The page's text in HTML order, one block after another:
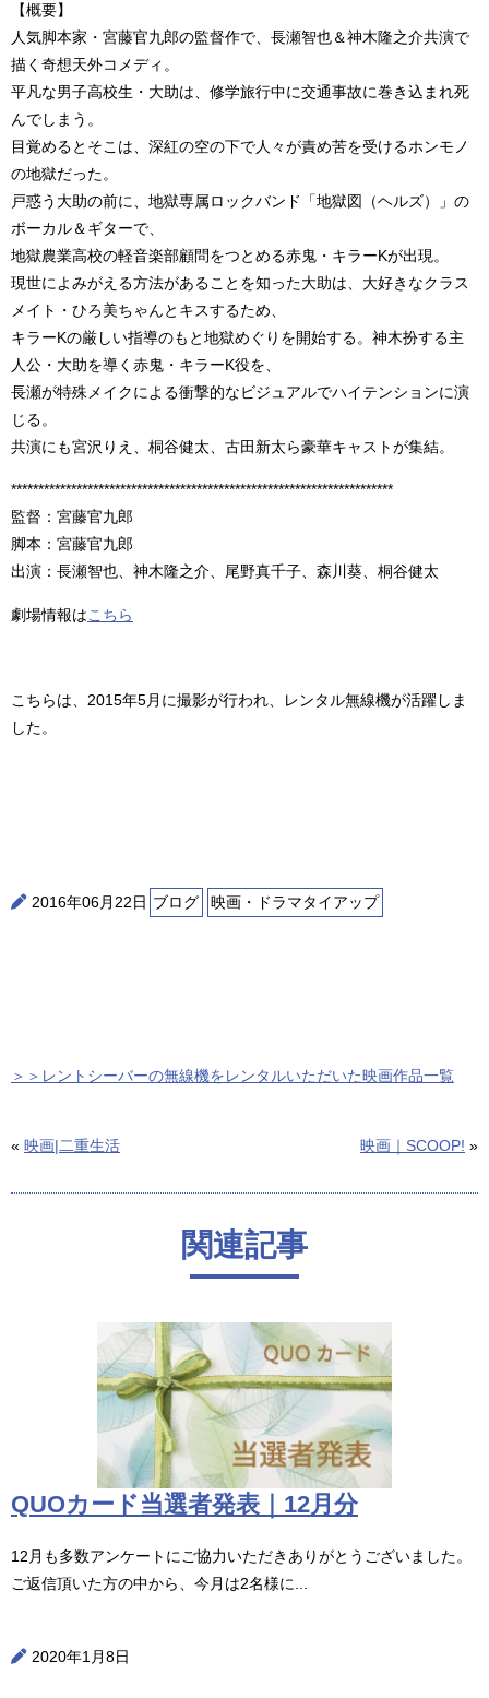
【概要】
人気脚本家・宮藤官九郎の監督作で、長瀬智也＆神木隆之介共演で
描く奇想天外コメディ。
平凡な男子高校生・大助は、修学旅行中に交通事故に巻き込まれ死
んでしまう。
目覚めるとそこは、深紅の空の下で人々が責め苦を受けるホンモノ
の地獄だった。
戸惑う大助の前に、地獄専属ロックバンド「地獄図（ヘルズ）」の
ボーカル＆ギターで、
地獄農業高校の軽音楽部顧問をつとめる赤鬼・キラーKが出現。
現世によみがえる方法があることを知った大助は、大好きなクラス
メイト・ひろ美ちゃんとキスするため、
キラーKの厳しい指導のもと地獄めぐりを開始する。神木扮する主
人公・大助を導く赤鬼・キラーK役を、
長瀬が特殊メイクによる衝撃的なビジュアルでハイテンションに演
じる。
共演にも宮沢りえ、桐谷健太、古田新太ら豪華キャストが集結。
**********************************************************************
監督：宮藤官九郎
脚本：宮藤官九郎
出演：長瀬智也、神木隆之介、尾野真千子、森川葵、桐谷健太
劇場情報はこちら
こちらは、2015年5月に撮影が行われ、レンタル無線機が活躍しま
した。
2016年06月22日 ブログ 映画・ドラマタイアップ
＞＞レントシーバーの無線機をレンタルいただいた映画作品一覧
« 映画|二重生活 映画｜SCOOP! »
関連記事
QUOカード当選者発表｜12月分
12月も多数アンケートにご協力いただきありがとうございました。
ご返信頂いた方の中から、今月は2名様に...
2020年1月8日